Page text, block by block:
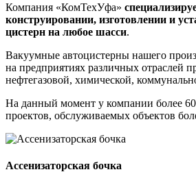
Компания «КомТехУфа»
конструировании, изготовлении и
цистерн на любое шасси.
Вакуумные автоцистерны нашего
на предприятиях различных отраслей
нефтегазовой, химической,
На данный момент у компании более
проектов, обслуживаемых объектов
Ассенизаторская бочка